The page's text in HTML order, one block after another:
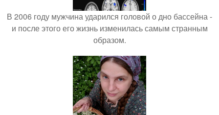
В 2006 году мужчина ударился головой о дно бассейна -
и после этого его жизнь изменилась самым странным
образом.